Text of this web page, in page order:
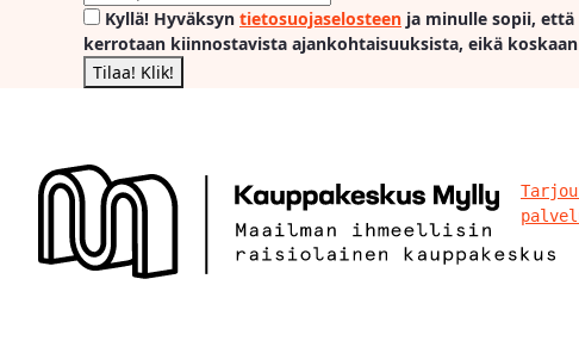
Kyllä! Hyväksyn tietosuojaselosteen ja minulle sopii,
kerrotaan kiinnostavista ajankohtaisuuksista, eikä